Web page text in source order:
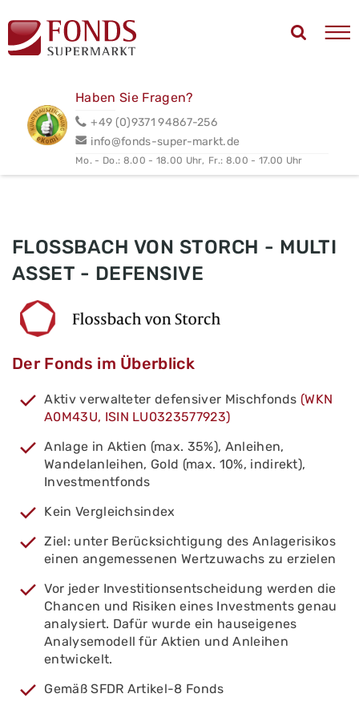
Haben Sie Fragen?
+49 (0)9371 94867-256
info@fonds-super-markt.de
Mo. - Do.: 8.00 - 18.00 Uhr, Fr.: 8.00 - 17.00 Uhr
FLOSSBACH VON STORCH - MULTI
ASSET - DEFENSIVE
Der Fonds im Überblick
Aktiv verwalteter defensiver Mischfonds (WKN
A0M43U, ISIN LU0323577923)
Anlage in Aktien (max. 35%), Anleihen,
Wandelanleihen, Gold (max. 10%, indirekt),
Investmentfonds
Kein Vergleichsindex
Ziel: unter Berücksichtigung des Anlagerisikos
einen angemessenen Wertzuwachs zu erzielen
Vor jeder Investitionsentscheidung werden die
Chancen und Risiken eines Investments genau
analysiert. Dafür wurde ein hauseigenes
Analysemodell für Aktien und Anleihen
entwickelt.
Gemäß SFDR Artikel-8 Fonds